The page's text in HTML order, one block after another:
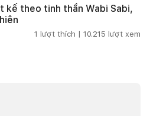
kế theo tinh thần Wabi Sabi,
1 lượt thích | 10.215 lượt xem